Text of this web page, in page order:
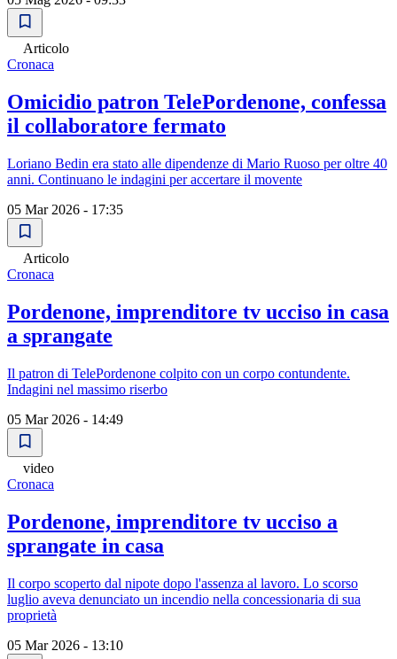
Articolo
Cronaca
Omicidio patron TelePordenone, confessa
il collaboratore fermato
Loriano Bedin era stato alle dipendenze di Mario Ruoso per oltre 40
anni. Continuano le indagini per accertare il movente
05 Mar 2026 - 17:35
Articolo
Cronaca
Pordenone, imprenditore tv ucciso in casa
a sprangate
Il patron di TelePordenone colpito con un corpo contundente.
Indagini nel massimo riserbo
05 Mar 2026 - 14:49
video
Cronaca
Pordenone, imprenditore tv ucciso a
sprangate in casa
Il corpo scoperto dal nipote dopo l'assenza al lavoro. Lo scorso
luglio aveva denunciato un incendio nella concessionaria di sua
proprietà
05 Mar 2026 - 13:10